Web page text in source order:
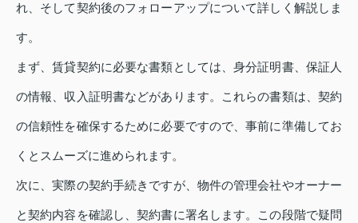
れ、そして契約後のフォローアップについて詳しく解説しま
す。
まず、賃貸契約に必要な書類としては、身分証明書、保証人
の情報、収入証明書などがあります。これらの書類は、契約
の信頼性を確保するために必要ですので、事前に準備してお
くとスムーズに進められます。
次に、実際の契約手続きですが、物件の管理会社やオーナー
と契約内容を確認し、契約書に署名します。この段階で疑問